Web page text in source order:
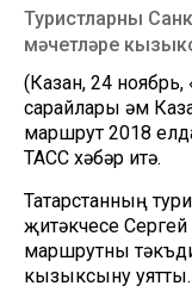
Туристларны
мәчетләре
(Казан, 24
сарайлары һәм
маршрут 2018
ТАСС хәбәр итә.
Татарстанның
җитәкчесе
маршрутны
кызыксыну уятты.